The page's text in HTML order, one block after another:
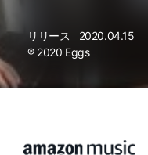
リリース
2020.04.15
℗ 2020 Eggs